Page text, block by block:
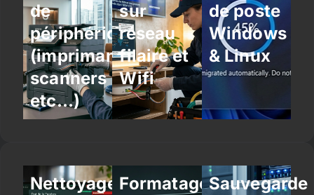
de
périphériques
(imprimantes,
scanners
etc…)
sur
réseau
filaire et
Wifi
de poste
Windows
& Linux
Nettoyage FormatageSauvegarde